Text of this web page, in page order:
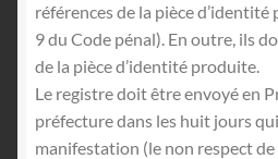
références de la pièce
9 du Code pénal). En outre, ils
de la pièce d’identité produite.
Le registre doit être envoyé en
préfecture dans les huit jours
manifestation (le non respect